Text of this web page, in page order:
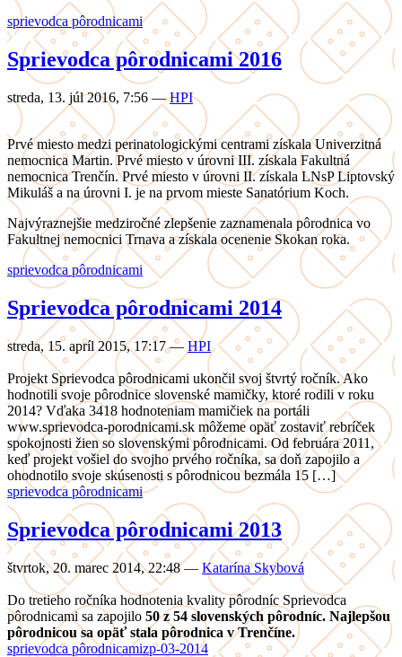
sprievodca pôrodnicami
Sprievodca pôrodnicami 2016
streda, 13. júl 2016, 7:56 — HPI
Prvé miesto medzi perinatologickými centrami získala Univerzitná
nemocnica Martin. Prvé miesto v úrovni III. získala Fakultná
nemocnica Trenčín. Prvé miesto v úrovni II. získala LNsP Liptovský
Mikuláš a na úrovni I. je na prvom mieste Sanatórium Koch.
Najvýraznejšie medziročné zlepšenie zaznamenala pôrodnica vo
Fakultnej nemocnici Trnava a získala ocenenie Skokan roka.
sprievodca pôrodnicami
Sprievodca pôrodnicami 2014
streda, 15. apríl 2015, 17:17 — HPI
Projekt Sprievodca pôrodnicami ukončil svoj štvrtý ročník. Ako
hodnotili svoje pôrodnice slovenské mamičky, ktoré rodili v roku
2014? Vďaka 3418 hodnoteniam mamičiek na portáli
www.sprievodca-porodnicami.sk môžeme opäť zostaviť rebríček
spokojnosti žien so slovenskými pôrodnicami. Od februára 2011,
keď projekt vošiel do svojho prvého ročníka, sa doň zapojilo a
ohodnotilo svoje skúsenosti s pôrodnicou bezmála 15 […]
sprievodca pôrodnicami
Sprievodca pôrodnicami 2013
štvrtok, 20. marec 2014, 22:48 — Katarína Skybová
Do tretieho ročníka hodnotenia kvality pôrodníc Sprievodca
pôrodnicami sa zapojilo 50 z 54 slovenských pôrodníc. Najlepšou
pôrodnicou sa opäť stala pôrodnica v Trenčíne.
sprievodca pôrodnicamizp-03-2014